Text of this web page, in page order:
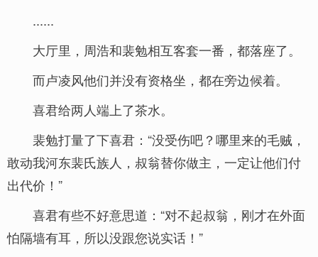
......
大厅里，周浩和裴勉相互客套一番，都落座了。
而卢凌风他们并没有资格坐，都在旁边候着。
喜君给两人端上了茶水。
裴勉打量了下喜君：“没受伤吧？哪里来的毛贼，
敢动我河东裴氏族人，叔翁替你做主，一定让他们付
出代价！”
喜君有些不好意思道：“对不起叔翁，刚才在外面
怕隔墙有耳，所以没跟您说实话！”